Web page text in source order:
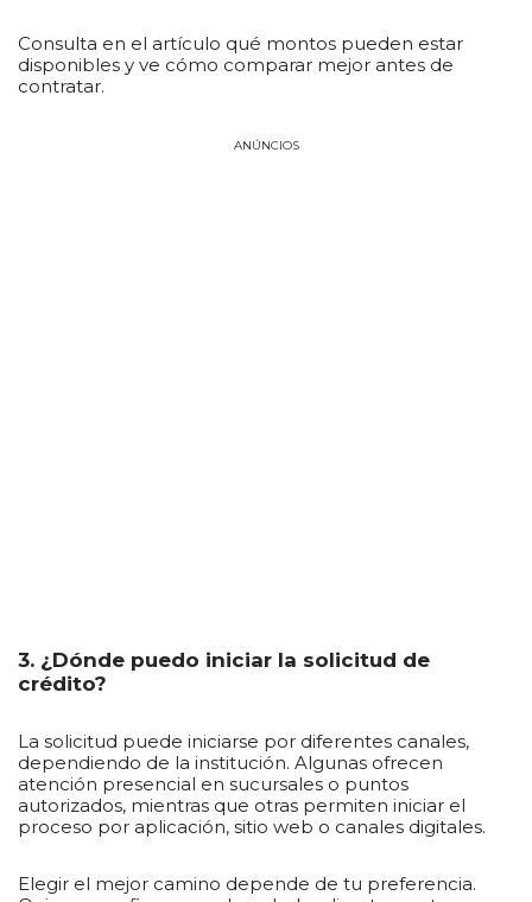
Consulta en el artículo qué montos pueden estar
disponibles y ve cómo comparar mejor antes de
contratar.
ANÚNCIOS
3. ¿Dónde puedo iniciar la solicitud de
crédito?
La solicitud puede iniciarse por diferentes canales,
dependiendo de la institución. Algunas ofrecen
atención presencial en sucursales o puntos
autorizados, mientras que otras permiten iniciar el
proceso por aplicación, sitio web o canales digitales.
Elegir el mejor camino depende de tu preferencia.